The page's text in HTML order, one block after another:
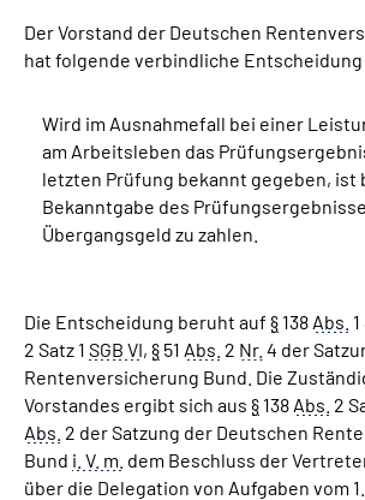
Der Vorstand der Deutschen
hat folgende verbindliche
Wird im Ausnahmefall bei einer
am Arbeitsleben das
letzten Prüfung bekannt gegeben, ist
Bekanntgabe des
Übergangsgeld zu zahlen.
Die Entscheidung beruht auf § 138 Abs.
2 Satz 1 SGB VI, § 51 Abs. 2 Nr. 4 der
Rentenversicherung Bund. Die
Vorstandes ergibt sich aus § 138 Abs. 2
Abs. 2 der Satzung der Deutschen
Bund i. V. m. dem Beschluss der
über die Delegation von Aufgaben vom